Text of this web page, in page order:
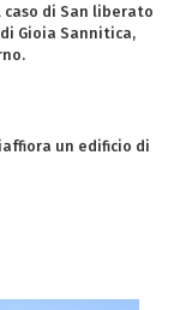
di San liberato
Gioia Sannitica,
un edificio di